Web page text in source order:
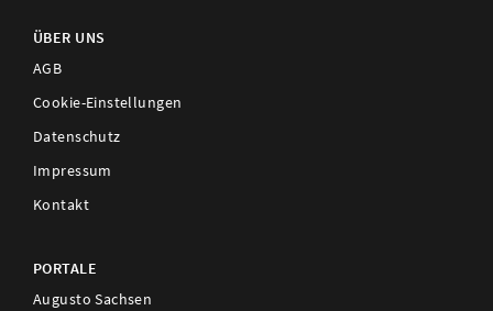
ÜBER UNS
AGB
Cookie-Einstellungen
Datenschutz
Impressum
Kontakt
PORTALE
Augusto Sachsen